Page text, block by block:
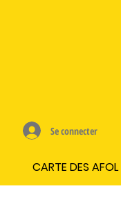
Se connecter
CARTE DES AFOL